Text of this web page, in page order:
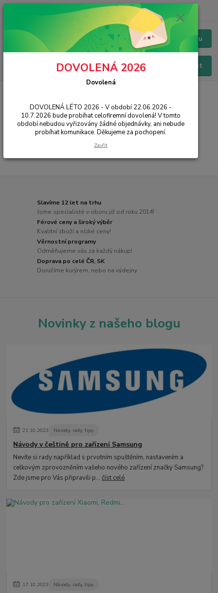
Menu
Hledat
Chat / Online podpora - 24/7
Mi5
Slavíme 12 let na trhu
Jsme specialisté v oboru již od roku 2014!
Férové ceny a široký výběr
Kvalitní zboží a nízké ceny!
Věrnostní programy
Odměňujeme vás za každý nákup!
Doprava po celé ČR, SK
Doručíme kurýrem, nebo na výdejny
Novinky z našeho blogu
21.10.2023 Návody, rady, tipy
Návody v češtině pro zařízení Samsung
Nevíte si rady například s prvotním spuštěním, nastavením a
celkovým zprovozněním vašeho nového zařízení značky Samsung?
Zde jsme pro Vás připravili p...číst celé
17.10.2023 Návody, rady, tipy
DOVOLENÁ 2026
Dovolená
DOVOLENÁ LÉTO 2026 - V období 22.06.2026 -
10.7.2026 bude probíhat celofiremní dovolená! V tomto
období nebudou vyřizovány žádné objednávky, ani nebude
probíhat komunikace. Děkujeme za pochopení.
Zavřít